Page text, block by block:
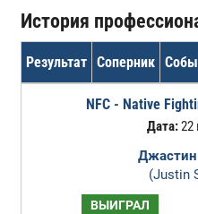
История
Результат Соперник
NFC - Native
Дата:22
Джастин
(Justin
ВЫИГРАЛ